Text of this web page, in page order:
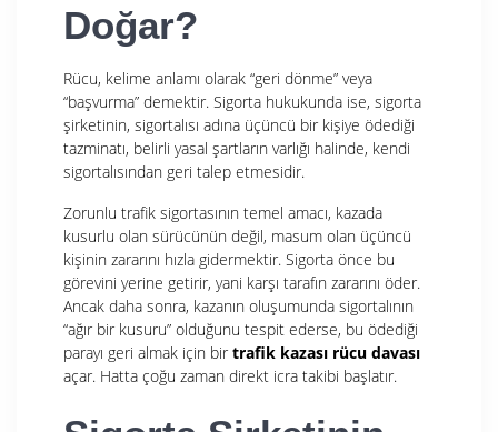
Doğar?
Rücu, kelime anlamı olarak “geri dönme” veya
“başvurma” demektir. Sigorta hukukunda ise, sigorta
şirketinin, sigortalısı adına üçüncü bir kişiye ödediği
tazminatı, belirli yasal şartların varlığı halinde, kendi
sigortalısından geri talep etmesidir.
Zorunlu trafik sigortasının temel amacı, kazada
kusurlu olan sürücünün değil, masum olan üçüncü
kişinin zararını hızla gidermektir. Sigorta önce bu
görevini yerine getirir, yani karşı tarafın zararını öder.
Ancak daha sonra, kazanın oluşumunda sigortalının
“ağır bir kusuru” olduğunu tespit ederse, bu ödediği
parayı geri almak için bir trafik kazası rücu davası
açar. Hatta çoğu zaman direkt icra takibi başlatır.